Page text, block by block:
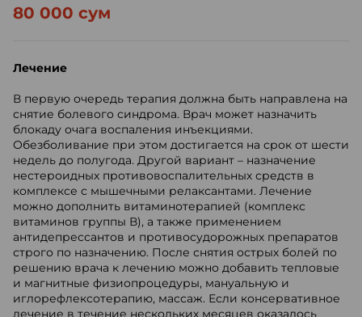
80 000 сум
Лечение
В первую очередь терапия должна быть направлена на
снятие болевого синдрома. Врач может назначить
блокаду очага воспаления инъекциями.
Обезболивание при этом достигается на срок от шести
недель до полугода. Другой вариант – назначение
нестероидных противовоспалительных средств в
комплексе с мышечными релаксантами. Лечение
можно дополнить витаминотерапией (комплекс
витаминов группы В), а также применением
антидепрессантов и противосудорожных препаратов
строго по назначению. После снятия острых болей по
решению врача к лечению можно добавить тепловые
и магнитные физиопроцедуры, мануальную и
иглорефлексотерапию, массаж. Если консервативное
лечение в течение нескольких месяцев оказалось